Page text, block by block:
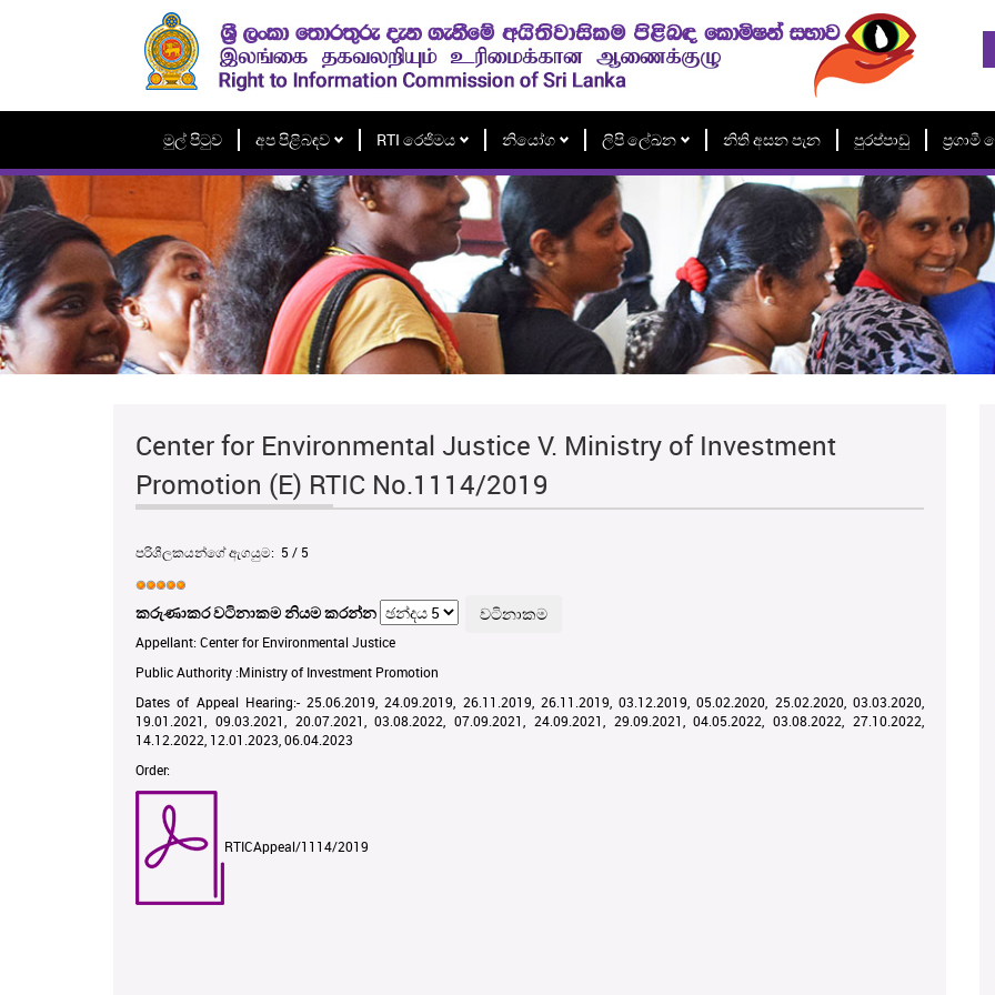
මුල් පිටුව අප පිළිබඳව RTI රෙජිමය නියෝග ලිපි ලේඛන නිති අසන පැන පුරප්පාඩු ප්‍රගාමී
Center for Environmental Justice V. Ministry of Investment
Promotion (E) RTIC No.1114/2019
පරිශීලකයන්ගේ ඇගයුම: 5 / 5
කරුණාකර වටිනාකම නියම කරන්න
Appellant: Center for Environmental Justice
Public Authority :Ministry of Investment Promotion
Dates of Appeal Hearing:- 25.06.2019, 24.09.2019, 26.11.2019, 26.11.2019, 03.12.2019, 05.02.2020, 25.02.2020, 03.03.2020,
19.01.2021, 09.03.2021, 20.07.2021, 03.08.2022, 07.09.2021, 24.09.2021, 29.09.2021, 04.05.2022, 03.08.2022, 27.10.2022,
14.12.2022, 12.01.2023, 06.04.2023
Order:
RTICAppeal/1114/2019